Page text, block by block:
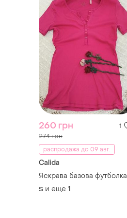
260 грн 1
274 грн
распродажа до 09 авг.
Calida
Яскрава базова футболка
S и еще 1